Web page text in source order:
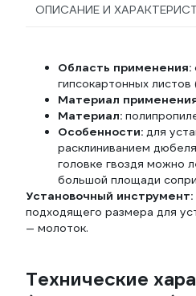
ОПИСАНИЕ И
Область применения:
гипсокартонных
Материал
Материал:
Особенности: для
расклиниванием
головке гвоздя можно
большой площади
Установочный инструмент:
подходящего размера для
— молоток.
Технические